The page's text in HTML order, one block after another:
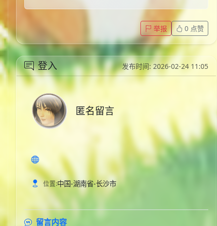
举报 0 点赞
登入 发布时间: 2026-02-24 11:05
匿名留言
位置:中国-湖南省-长沙市
留言内容